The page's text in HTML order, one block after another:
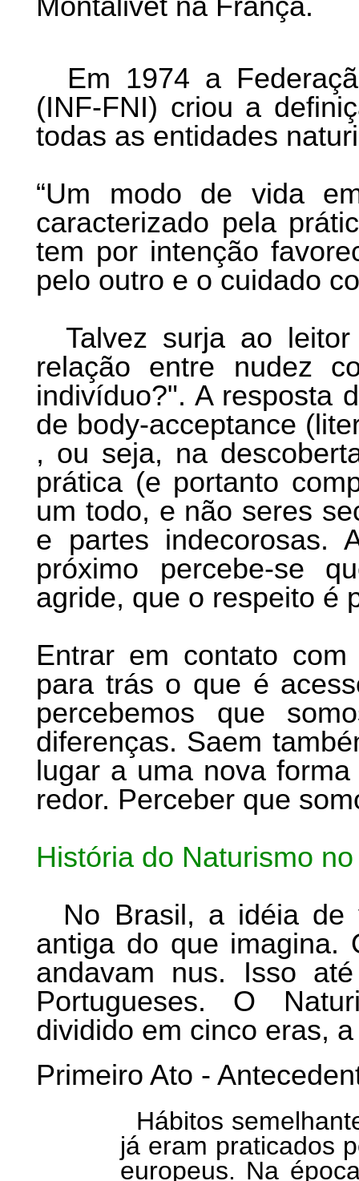
Em 1974 a
(INF-FNI) criou a
todas as entidades
“Um modo de vida
caracterizado pela
tem por intenção
pelo outro e o cuidado
Talvez surja ao
relação entre nudez
indivíduo?". A resposta
de body-acceptance
, ou seja, na
prática (e portanto
um todo, e não seres
e partes indecorosas.
próximo percebe-se
agride, que o respeito é
Entrar em contato
para trás o que é
percebemos que
diferenças. Saem
lugar a uma nova
redor. Perceber que
História do Naturismo
No Brasil, a idéia de
antiga do que imagina.
andavam nus. Isso
Portugueses. O
dividido em cinco eras,
Primeiro Ato -
Hábitos
já eram praticados
europeus. Na